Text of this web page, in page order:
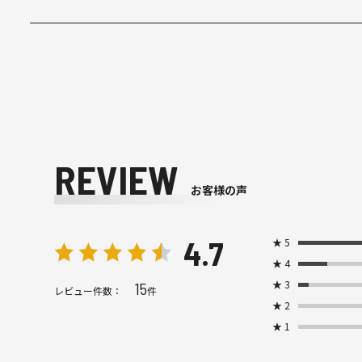
REVIEW お客様の声
4.7
レビュー件数： 15件
★5
★4
★3
★ 2
★ 1